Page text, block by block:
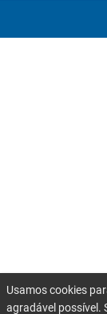
Usamos cookies
agradável possível.